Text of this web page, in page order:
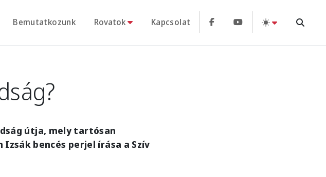
Bemutatkozunk Rovatok Kapcsolat
útja, mely tartósan
bencés perjel írása a Szív